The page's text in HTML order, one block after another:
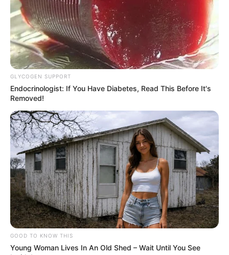
necessária.
GLYCOGEN SUPPORT
Endocrinologist: If You Have Diabetes, Read This Before It's
Removed!
GOOD TO KNOW THIS
Young Woman Lives In An Old Shed – Wait Until You See